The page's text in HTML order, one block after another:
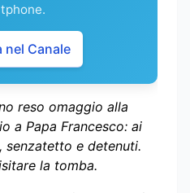
nel Canale
reso omaggio alla
a Papa Francesco: ai
senzatetto e detenuti.
la tomba.